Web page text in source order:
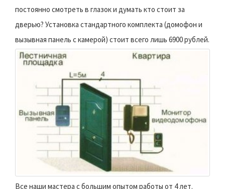
постоянно смотреть в глазок и думать кто стоит за
дверью? Установка стандартного комплекта (домофон и
вызывная панель с камерой) стоит всего лишь 6900 рублей.
Все наши мастера с большим опытом работы от 4 лет.